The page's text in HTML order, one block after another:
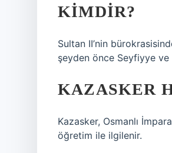
KIMDIR?
Sultan II’nin
şeyden önce Seyfiyye ve
KAZASKER
Kazasker, Osmanlı
öğretim ile ilgilenir.